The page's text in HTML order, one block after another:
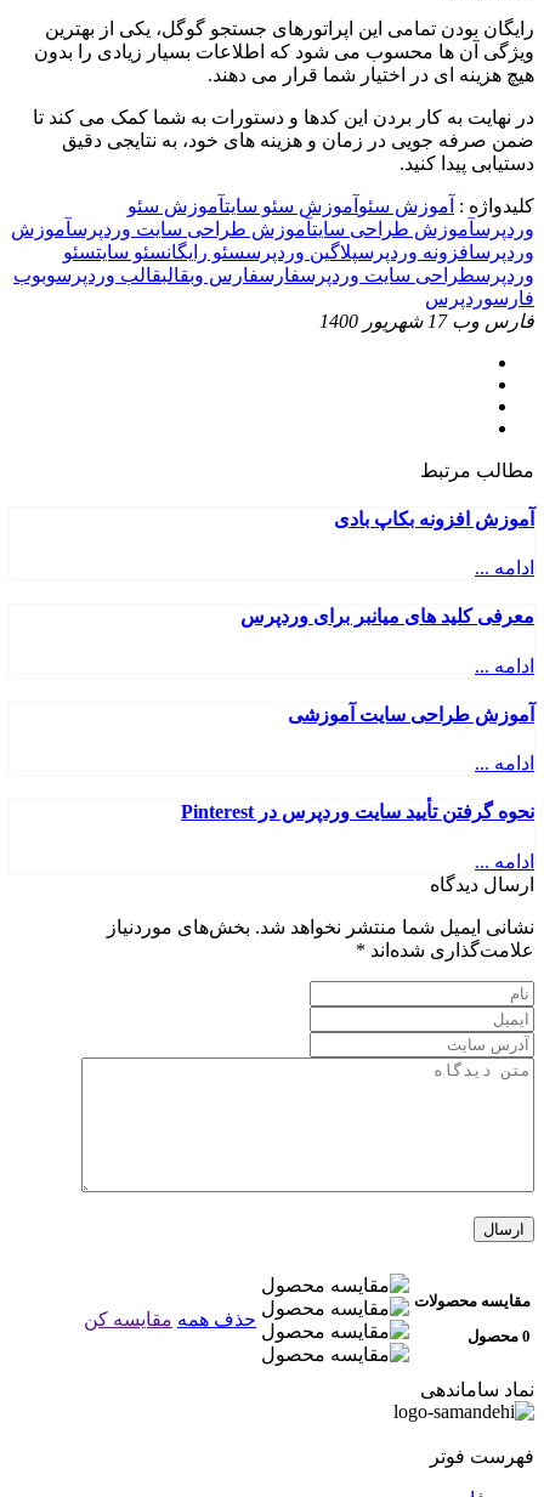
رایگان بودن تمامی این اپراتورهای جستجو گوگل، یکی از بهترین
ویژگی آن ها محسوب می شود که اطلاعات بسیار زیادی را بدون
هیچ هزینه ای در اختیار شما قرار می دهند.
در نهایت به کار بردن این کدها و دستورات به شما کمک می کند تا
ضمن صرفه جویی در زمان و هزینه های خود، به نتایجی دقیق
دستیابی پیدا کنید.
کلیدواژه : آموزش سئو آموزش سئو سایتآموزش سئو
وردپرسآموزش طراحی سایتآموزش طراحی سایت وردپرسآموزش
وردپرسافزونه وردپرسپلاگین وردپرسسئو رایگانسئو سایتسئو
وردپرسطراحی سایت وردپرسفارسفارس وبقالبقالب وردپرسوبوب
فارسوردپرس
فارس وب 17 شهریور 1400
مطالب مرتبط
آموزش افزونه بکاپ بادی
ادامه ...
معرفی کلید های میانبر برای وردپرس
ادامه ...
آموزش طراحی سایت آموزشی
ادامه ...
نحوه گرفتن تأیید سایت وردپرس در Pinterest
ادامه ...
ارسال دیدگاه
نشانی ایمیل شما منتشر نخواهد شد. بخش‌های موردنیاز
علامت‌گذاری شده‌اند *
مقایسه محصولات
0 محصول
حذف همه مقایسه کن
نماد ساماندهی
فهرست فوتر